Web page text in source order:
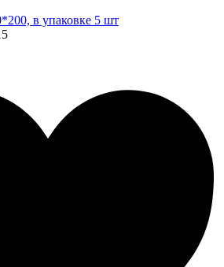
в упаковке 5 шт